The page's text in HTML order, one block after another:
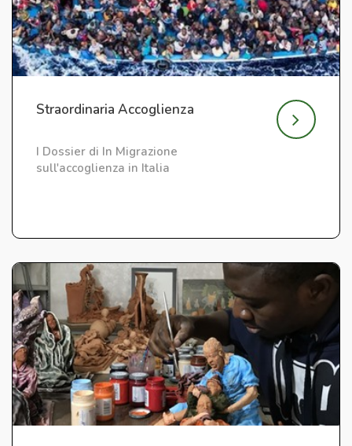
Straordinaria Accoglienza
I Dossier di In Migrazione
sull'accoglienza in Italia